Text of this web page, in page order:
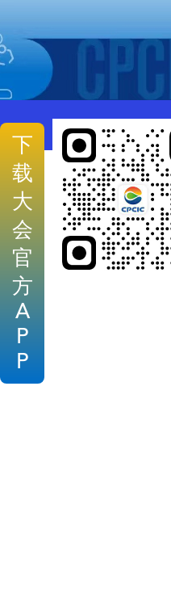
下
载
大
会
官
方
A
P
P